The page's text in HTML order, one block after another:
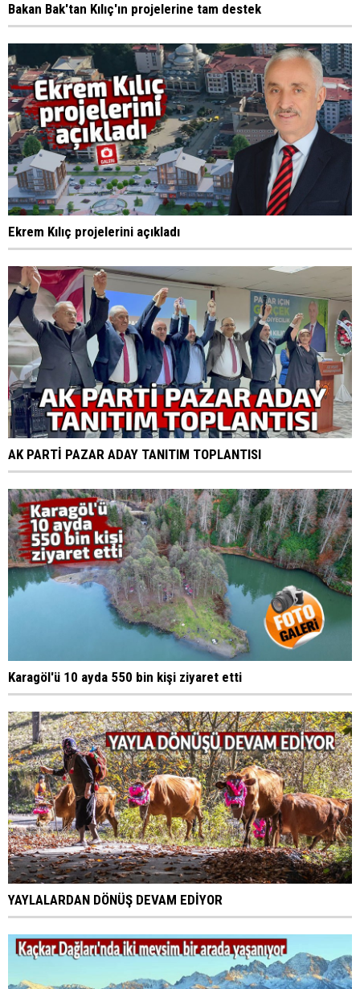
Bakan Bak'tan Kılıç'ın projelerine tam destek
Ekrem Kılıç projelerini açıkladı
AK PARTİ PAZAR ADAY TANITIM TOPLANTISI
Karagöl'ü 10 ayda 550 bin kişi ziyaret etti
YAYLALARDAN DÖNÜŞ DEVAM EDİYOR